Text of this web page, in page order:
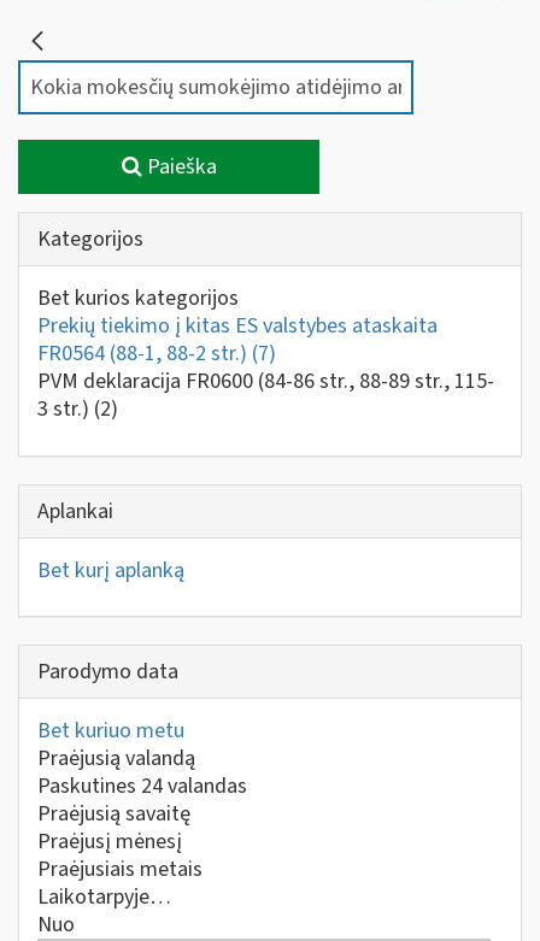
Paieška
Kategorijos
Bet kurios kategorijos
Prekių tiekimo į kitas ES valstybes ataskaita
FR0564 (88-1, 88-2 str.) (7)
PVM deklaracija FR0600 (84-86 str., 88-89 str., 115-
3 str.) (2)
Aplankai
Bet kurį aplanką
Parodymo data
Bet kuriuo metu
Praėjusią valandą
Paskutines 24 valandas
Praėjusią savaitę
Praėjusį mėnesį
Praėjusiais metais
Laikotarpyje…
Nuo